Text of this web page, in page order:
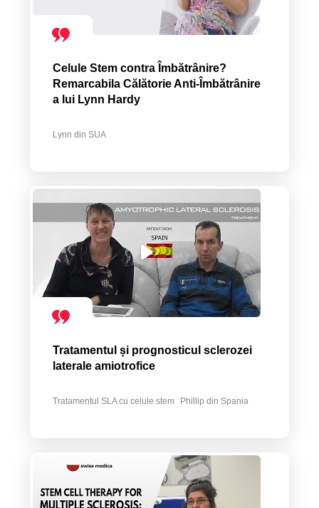
Celule Stem contra Îmbătrânire?
Remarcabila Călătorie Anti-Îmbătrânire
a lui Lynn Hardy
Lynn din SUA
Tratamentul și prognosticul sclerozei
laterale amiotrofice
Tratamentul SLA cu celule stem Phillip din Spania